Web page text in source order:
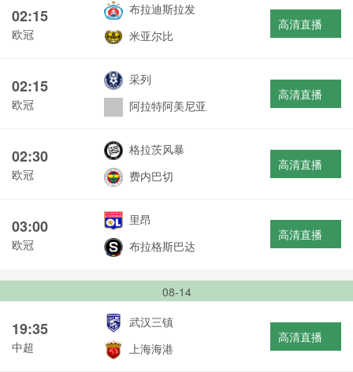
02:15
欧冠
布拉迪斯拉发
米亚尔比
高清直播
02:15
欧冠
采列
阿拉特阿美尼亚
高清直播
02:30
欧冠
格拉茨风暴
费内巴切
高清直播
03:00
欧冠
里昂
布拉格斯巴达
高清直播
08-14
19:35
中超
武汉三镇
上海海港
高清直播